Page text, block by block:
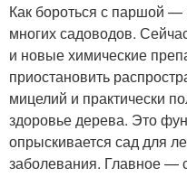
Как бороться с паршой —
многих садоводов.
и новые химические
приостановить
мицелий и практически
здоровье дерева. Это
опрыскивается сад для
заболевания. Главное —